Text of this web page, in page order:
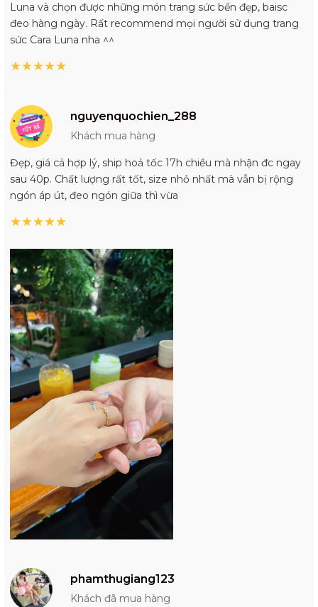
Luna và chọn được những món trang sức bền đẹp, baisc
đeo hàng ngày. Rất recommend mọi người sử dụng trang
sức Cara Luna nha ^^
★★★★★
nguyenquochien_288
Khách mua hàng
Đẹp, giá cả hợp lý, ship hoả tốc 17h chiều mà nhận đc ngay
sau 40p. Chất lượng rất tốt, size nhỏ nhất mà vẫn bị rộng
ngón áp út, đeo ngón giữa thì vừa
★★★★★
phamthugiang123
Khách đã mua hàng